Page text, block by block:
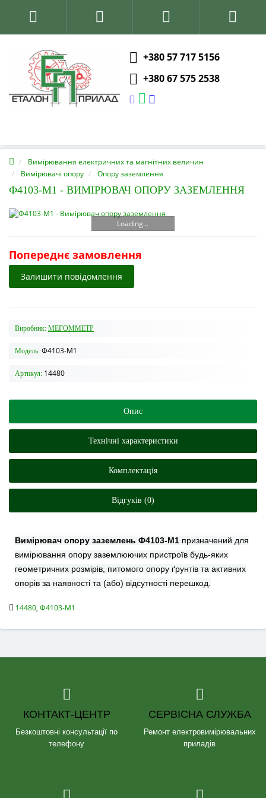
+380 57 717 5156
+380 67 575 2538
Вимірювання електричних та магнітних величин
Вимірювачі опору
Опору заземлення
Ф4103-М1 - ВИМІРЮВАЧ ОПОРУ ЗАЗЕМЛЕННЯ
Loading...
Попереднє замовлення
Залишити повідомлення
Виробник: МЕГОММЕТР
Модель: Ф4103-М1
Артикул: 14480
Опис
Технічні характеристики
Комплектація
Відгуків (0)
Вимірювач опору заземлень Ф4103-М1 призначений для
вимірювання опору заземлюючих пристроїв будь-яких
геометричних розмірів, питомого опору ґрунтів та активних
опорів за наявності та (або) відсутності перешкод.
14480, Ф4103-М1
КОНТАКТ-ЦЕНТР
Безкоштовні консультації по
телефону
СЕРВІСНА СЛУЖБА
Ремонт електровимірювальних
приладів